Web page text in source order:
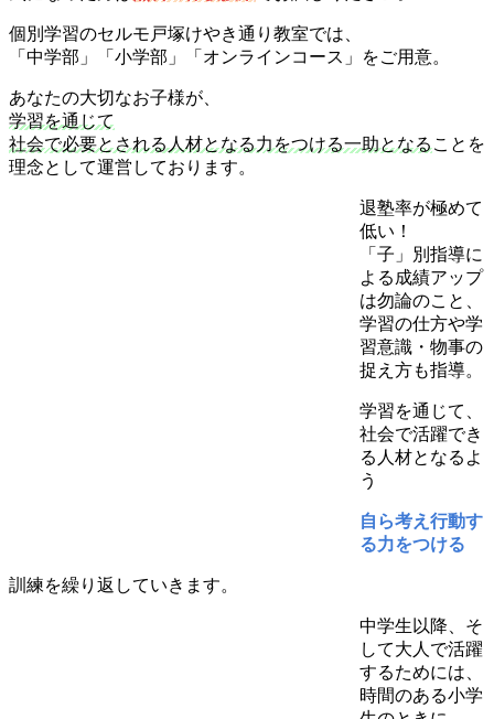
個別学習のセルモ戸塚けやき通り教室では、
「中学部」「小学部」「オンラインコース」をご用意。
あなたの大切なお子様が、
学習を通じて
社会で必要とされる人材となる力をつける一助となることを
理念として運営しております。
退塾率が極めて
低い！
「子」別指導に
よる成績アップ
は勿論のこと、
学習の仕方や学
習意識・物事の
捉え方も指導。
学習を通じて、
社会で活躍でき
る人材となるよ
う
自ら考え行動す
る力をつける
訓練を繰り返していきます。
中学生以降、そ
して大人で活躍
するためには、
時間のある小学